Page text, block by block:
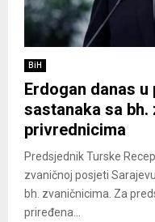
BiH
Erdogan danas
sastanaka sa bh.
privrednicima
Predsjednik Turske
zvaničnoj posjeti
bh. zvaničnicima. Za
priređena...